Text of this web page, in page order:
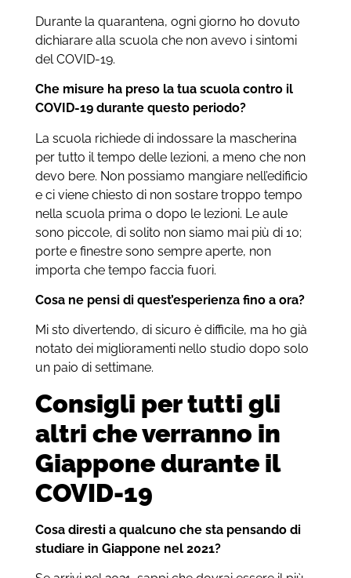
Durante la quarantena, ogni giorno ho dovuto
dichiarare alla scuola che non avevo i sintomi
del COVID-19.
Che misure ha preso la tua scuola contro il
COVID-19 durante questo periodo?
La scuola richiede di indossare la mascherina
per tutto il tempo delle lezioni, a meno che non
devo bere. Non possiamo mangiare nell’edificio
e ci viene chiesto di non sostare troppo tempo
nella scuola prima o dopo le lezioni. Le aule
sono piccole, di solito non siamo mai più di 10;
porte e finestre sono sempre aperte, non
importa che tempo faccia fuori.
Cosa ne pensi di quest’esperienza fino a ora?
Mi sto divertendo, di sicuro è difficile, ma ho già
notato dei miglioramenti nello studio dopo solo
un paio di settimane.
Consigli per tutti gli
altri che verranno in
Giappone durante il
COVID-19
Cosa diresti a qualcuno che sta pensando di
studiare in Giappone nel 2021?